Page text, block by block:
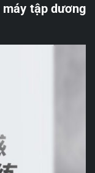
máy tập dương